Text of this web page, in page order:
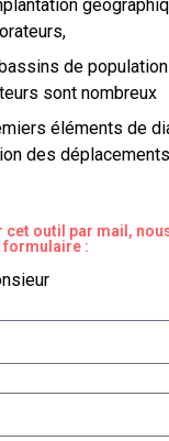
de
sont nombreux
éléments de
des
cet outil par mail,
: